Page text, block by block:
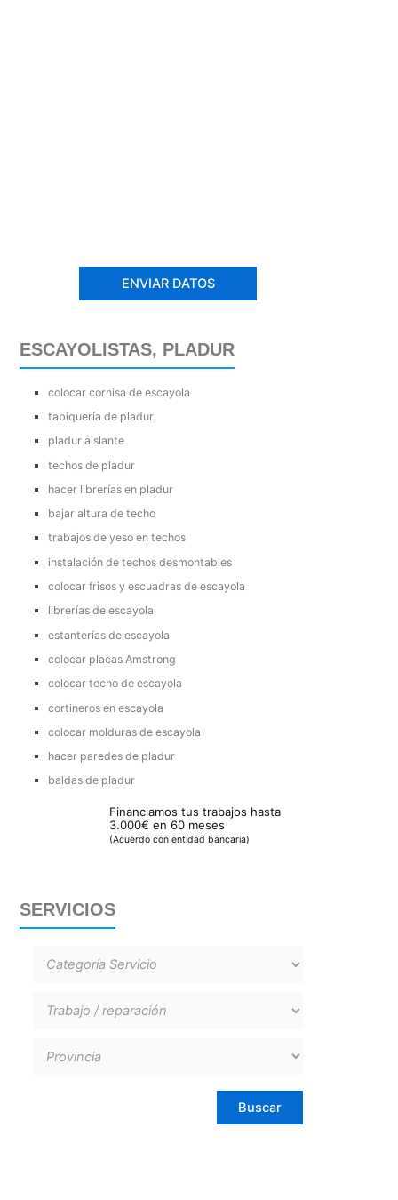
ESCAYOLISTAS, PLADUR
colocar cornisa de escayola
tabiquería de pladur
pladur aislante
techos de pladur
hacer librerías en pladur
bajar altura de techo
trabajos de yeso en techos
instalación de techos desmontables
colocar frisos y escuadras de escayola
librerías de escayola
estanterías de escayola
colocar placas Amstrong
colocar techo de escayola
cortineros en escayola
colocar molduras de escayola
hacer paredes de pladur
baldas de pladur
Financiamos tus trabajos hasta
3.000€ en 60 meses
(Acuerdo con entidad bancaria)
SERVICIOS